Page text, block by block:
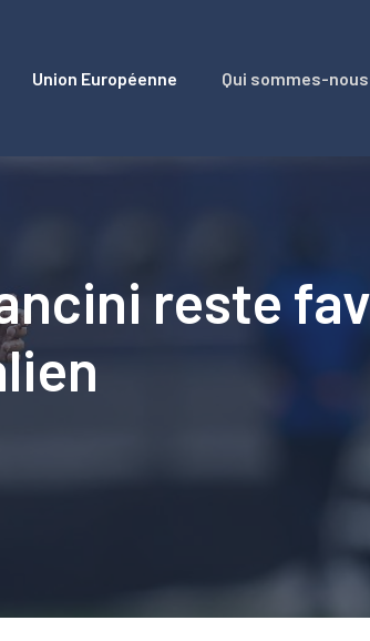
Union Européenne Qui sommes-nous
reste